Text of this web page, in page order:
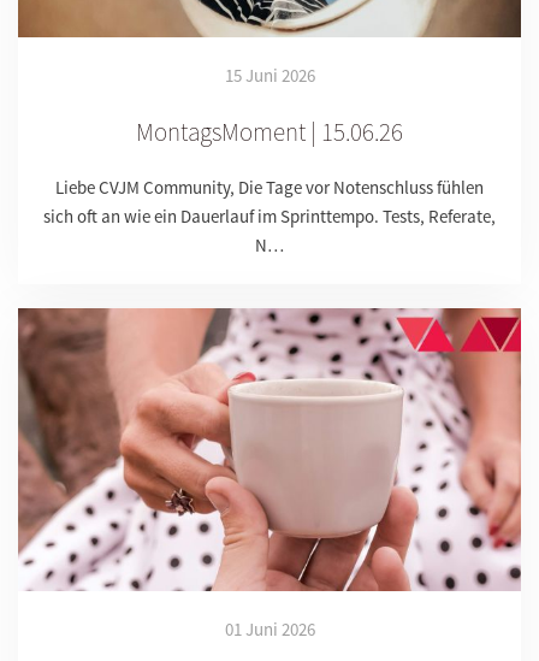
15 Juni 2026
MontagsMoment | 15.06.26
Liebe CVJM Community, Die Tage vor Notenschluss fühlen
sich oft an wie ein Dauerlauf im Sprinttempo. Tests, Referate,
N…
01 Juni 2026